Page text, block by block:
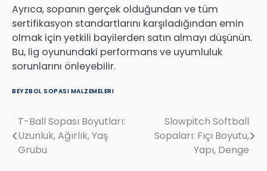
Ayrıca, sopanın gerçek olduğundan ve tüm
sertifikasyon standartlarını karşıladığından emin
olmak için yetkili bayilerden satın almayı düşünün.
Bu, lig oyunundaki performans ve uyumluluk
sorunlarını önleyebilir.
BEYZBOL SOPASI MALZEMELERI
Post
navigation
T-Ball Sopası Boyutları:
Uzunluk, Ağırlık, Yaş
Grubu
Slowpitch Softball
Sopaları: Fıçı Boyutu,
Yapı, Denge